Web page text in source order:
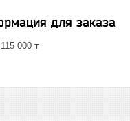
для заказа
115 000 ₸